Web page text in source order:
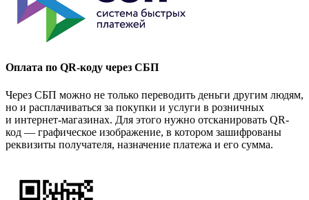
Оплата по QR-коду через СБП
Через СБП можно не только переводить деньги другим людям,
но и расплачиваться за покупки и услуги в розничных
и интернет-магазинах. Для этого нужно отсканировать QR-
код — графическое изображение, в котором зашифрованы
реквизиты получателя, назначение платежа и его сумма.